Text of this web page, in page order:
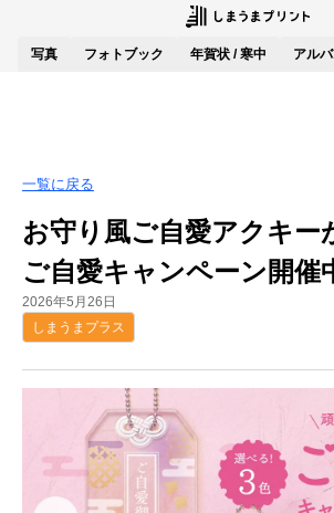
写真 フォトブック 年賀状 / 寒中 アル
一覧に戻る
お守り風ご自愛アクキー
ご自愛キャンペーン開催
2026年5月26日
しまうまプラス